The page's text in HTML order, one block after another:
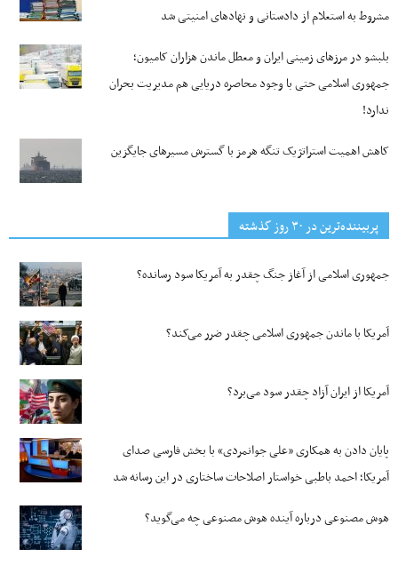
مشروط به استعلام از دادستانی و نهادهای امنیتی شد
بلبشو در مرزهای زمینی ایران و معطل ماندن هزاران کامیون؛
جمهوری اسلامی حتی با وجود محاصره دریایی هم مدیریت بحران
ندارد!
کاهش اهمیت استراتژیک تنگه‌ هرمز با گسترش مسیرهای جایگزین
پربیننده‌ترین‌ در ۳۰ روز گذشته
جمهوری اسلامی از آغاز جنگ چقدر به آمریکا سود رسانده؟
آمریکا با ماندن جمهوری اسلامی چقدر ضرر می‌کند؟
آمریکا از ایران آزاد چقدر سود می‌برد؟
پایان دادن به همکاری «علی جوانمردی» با بخش فارسی صدای
آمریکا؛ احمد باطبی خواستار اصلاحات ساختاری در این رسانه شد
هوش مصنوعی درباره آینده هوش مصنوعی چه می‌گوید؟